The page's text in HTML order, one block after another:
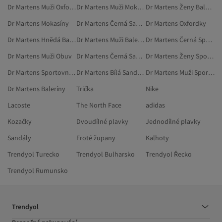
Dr Martens Muži Oxfordky
Dr Martens Muži Mokasíny
Dr Martens Ženy Baleríny
Dr Martens Mokasíny
Dr Martens Černá Sandály Dr Martens Oxfordky
Dr Martens Hnědá Baleríny
Dr Martens Muži Baleríny
Dr Martens Černá Sportovní Sandály
Dr Martens Muži Obuv
Dr Martens Černá Sandály A Pantofle
Dr Martens Ženy Sportovní Sandály
Dr Martens Sportovní Sandály
Dr Martens Bílá Sandály A Pantofle
Dr Martens Muži Sportovní Sandály
Dr Martens Baleríny
Trička
Nike
Lacoste
The North Face
adidas
Kozačky
Dvoudílné plavky
Jednodílné plavky
Sandály
Froté župany
Kalhoty
Trendyol Turecko
Trendyol Bulharsko
Trendyol Řecko
Trendyol Rumunsko
Trendyol